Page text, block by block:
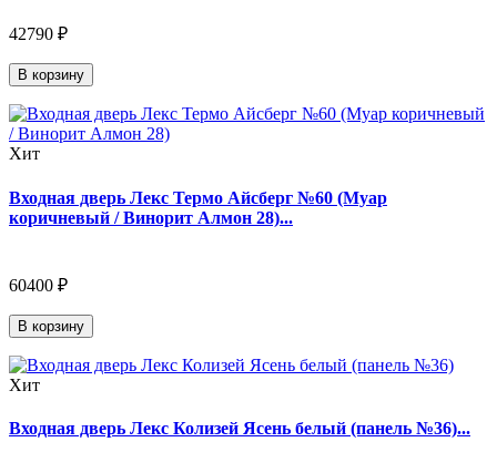
42790 ₽
В корзину
Хит
Входная дверь Лекс Термо Айсберг №60 (Муар
коричневый / Винорит Алмон 28)...
60400 ₽
В корзину
Хит
Входная дверь Лекс Колизей Ясень белый (панель №36)...